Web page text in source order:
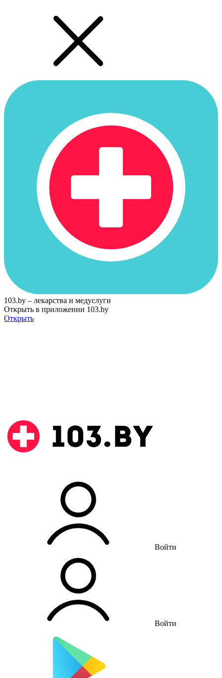
103.by – лекарства и медуслуги
Открыть в приложении 103.by
Открыть
Войти
Войти